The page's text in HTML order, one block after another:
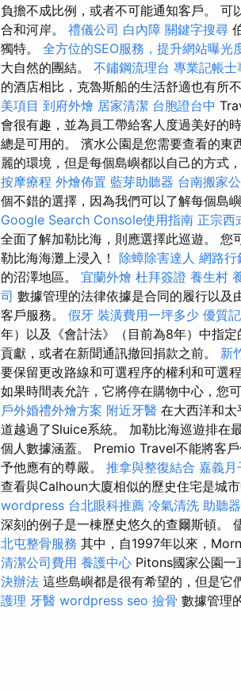
負擔不成比例，或者不可能通知客戶。
合和河岸。 禮儀公司 白內障 關鍵字搜尋
獨特。 全方位的SEO服務，提升網站曝光
大自然的團結。 不鏽鋼流理台 專業記帳士
的酒店相比，克魯斯船的生活舒適也有所
美項目 到府外燴 居家清潔 台胞證台中
會很有趣，並為員工帶給客人度過美好的
總是可用的。 濱水公園是您需要查看的東
麗的環境，但是每個島嶼都以自己的方式
按摩療程 外燴佈置 藍芽助聽器 台南搬家
個不錯的選擇，因為我們可以了解每個島
Google Search Console使用指南 正宗西
全面了解加勒比海，則應選擇此巡遊。 您
勒比海海灘上浸入！ 除蟑除害達人 網路行
的沼澤地區。 宜蘭外燴 杜拜簽證 養生村
司 數據管理的法律依據是合同的履行以及
客戶服務。 假牙 裝潢費用一坪多少 優質
年）以及《會計法》（目前為8年）中指
貢獻，或者在新聞通訊撤回捐款之前。 新
要保留更改路線和可選程序的權利和可選
如果時間表允許，它將停在購物中心，您
戶外婚禮外燴方案 附近牙醫 在大西洋和
道越過了Sluice系統。 加勒比海巡遊排在
個人數據涵蓋。 Premio Travel不能將客
予他應有的尊嚴。 推拿與整復結合 嘉義月
查看與Calhoun大廈相似的歷史住宅是城
wordpress 台北眼科推薦 冷氣清洗 助聽
深刻的例子是一棟歷史悠久的查爾斯頓。
北屯整骨服務 其中，自1997年以來，
清潔公司費用 養護中心 Pitons國家公園一
決辦法 這些島嶼都是很有希望的，但是它
護理 牙醫 wordpress seo 撿骨 數據管理